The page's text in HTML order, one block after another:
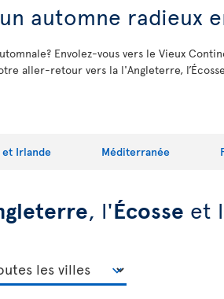
automne radieux
Envolez-vous vers le Vieux
aller-retour vers la l'Angleterre,
et Irlande Méditerranée
, l'Écosse et